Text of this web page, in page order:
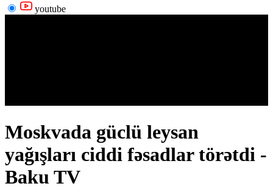
youtube
Moskvada güclü leysan
yağışları ciddi fəsadlar törətdi -
Baku TV